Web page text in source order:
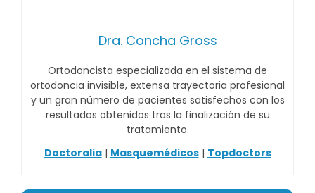
Dra. Concha Gross
Ortodoncista especializada en el sistema de
ortodoncia invisible, extensa trayectoria profesional
y un gran número de pacientes satisfechos con los
resultados obtenidos tras la finalización de su
tratamiento.
Doctoralia| Masquemédicos| Topdoctors